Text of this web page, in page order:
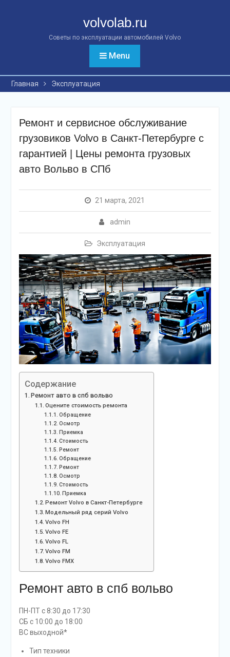
volvolab.ru
Советы по эксплуатации автомобилей Volvo
Menu
Главная Эксплуатация
Ремонт и сервисное обслуживание
грузовиков Volvo в Санкт-Петербурге с
гарантией | Цены ремонта грузовых
авто Вольво в СПб
21 марта, 2021
admin
Эксплуатация
Содержание
Ремонт авто в спб вольво
Оцените стоимость ремонта
Обращение
Осмотр
Приемка
Стоимость
Ремонт
Обращение
Ремонт
Осмотр
Стоимость
Приемка
Ремонт Volvo в Санкт-Петербурге
Модельный ряд серий Volvo
Volvo FH
Volvo FE
Volvo FL
Volvo FM
Volvo FMX
Ремонт авто в спб вольво
ПН-ПТ с 8:30 до 17:30
СБ с 10:00 до 18:00
ВС выходной*
Тип техники